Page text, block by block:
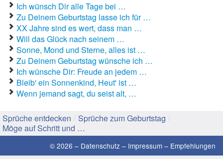
Englische Sprüche
Facebook Sprüche
Fußballsprüche
Gute Nacht Sprüche
Gute Sprüche
Hochzeitssprüche
Konfirmationssprüche
Ich wünsch Dir alle Tage bei …
Zu Deinem Geburtstag lasse ich für …
XX Jahre sind es wert, dass man …
Will das Glück nach seinem …
Sonne, Mond und Sterne, alles ist …
Zu Deinem Geburtstag wünsche ich …
Ich wünsche Dir: Freude an jedem …
Bleib' ein Sonnenkind, Heut' ist …
Wenn jemand sagt, du seist alt, …
Sprüche entdecken / Sprüche zum Geburtstag /
Möge auf Schritt und …
© 2026 – Datenschutz – Impressum – Empfehlungen